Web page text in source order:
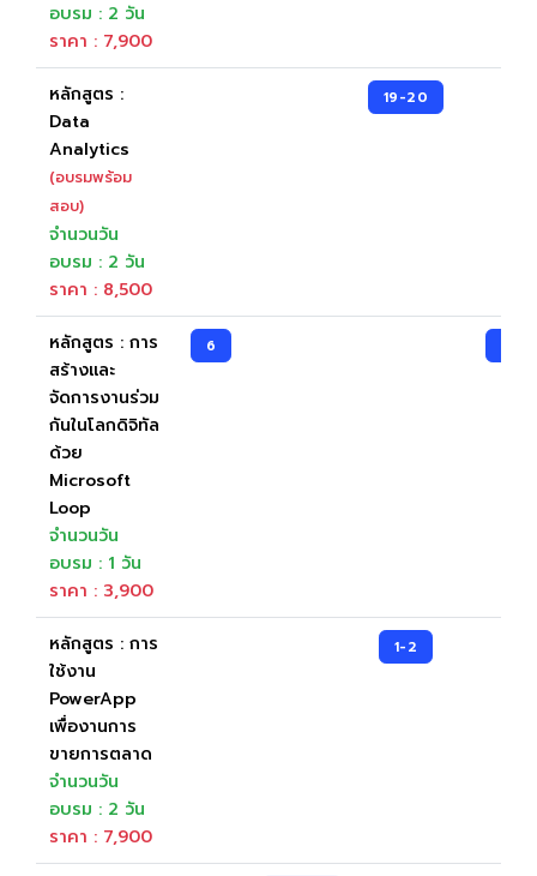
อบรม : 2 วัน
ราคา : 7,900
หลักสูตร :
Data
Analytics
(อบรมพร้อม
สอบ)
จำนวนวัน
อบรม : 2 วัน
ราคา : 8,500
19-20
หลักสูตร : การ
สร้างและ
จัดการงานร่วม
กันในโลกดิจิทัล
ด้วย
Microsoft
Loop
จำนวนวัน
อบรม : 1 วัน
ราคา : 3,900
6
หลักสูตร : การ
ใช้งาน
PowerApp
เพื่องานการ
ขายการตลาด
จำนวนวัน
อบรม : 2 วัน
ราคา : 7,900
1-2